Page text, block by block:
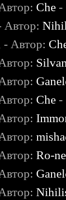
Che -
Автор:
- Автор:
Che -
Ro-